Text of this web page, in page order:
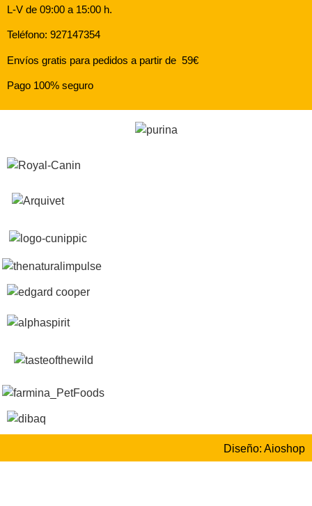
L-V de 09:00 a 15:00 h.
Teléfono: 927147354
Envíos gratis para pedidos a partir de 59€
Pago 100% seguro
Diseño: Aioshop